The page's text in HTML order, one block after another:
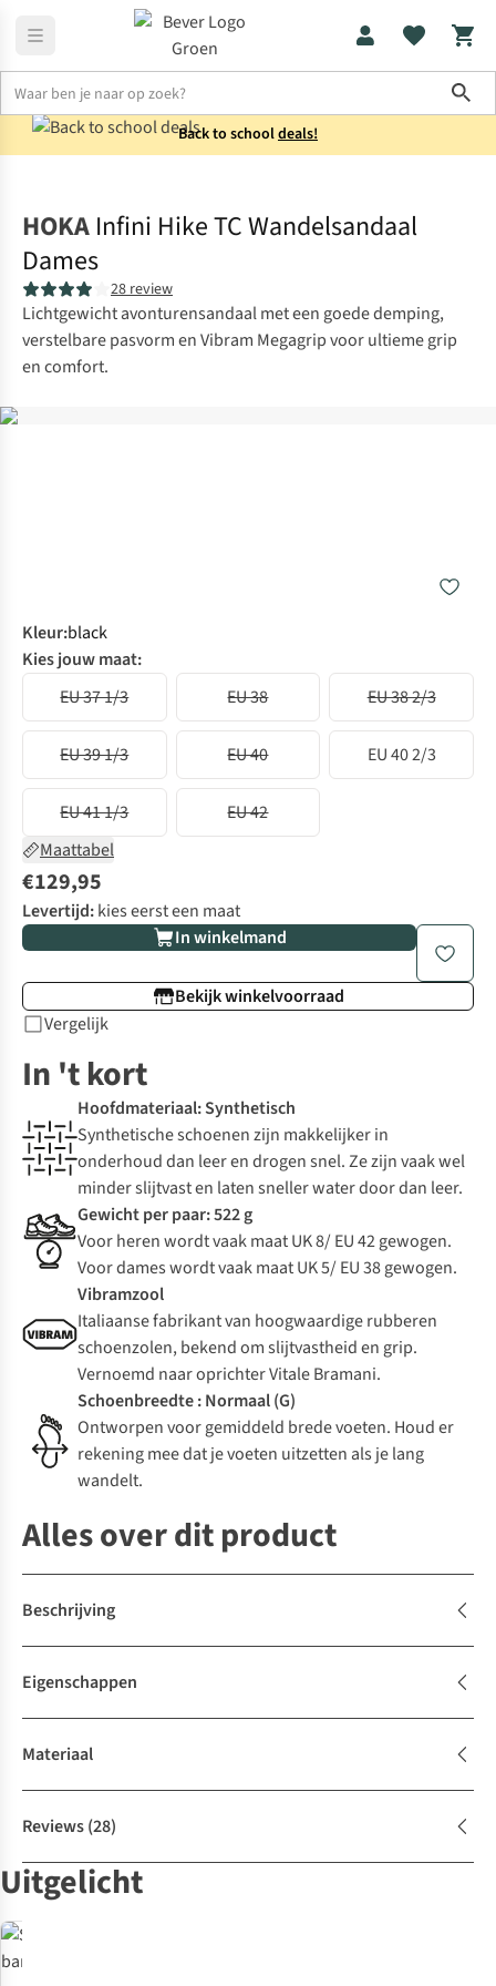
Back to schooldeals!
HOKA Infini Hike TC Wandelsandaal
Dames
28 review
Lichtgewicht avonturensandaal met een goede demping,
verstelbare pasvorm en Vibram Megagrip voor ultieme grip
en comfort.
Kleur:black
Kies jouw maat:
EU 37 1/3
EU 38 EU 38 2/3
EU 39 1/3 EU 40 EU 40 2/3
EU 41 1/3
EU 42
Maattabel
€129,95
Levertijd:kies eerst een maat
In winkelmand
Bekijk winkelvoorraad
Vergelijk
In 't kort
Hoofdmateriaal: Synthetisch
Synthetische schoenen zijn makkelijker in
onderhoud dan leer en drogen snel. Ze zijn vaak wel
minder slijtvast en laten sneller water door dan leer.
Gewicht per paar: 522 g
Voor heren wordt vaak maat UK 8/ EU 42 gewogen.
Voor dames wordt vaak maat UK 5/ EU 38 gewogen.
Vibramzool
Italiaanse fabrikant van hoogwaardige rubberen
schoenzolen, bekend om slijtvastheid en grip.
Vernoemd naar oprichter Vitale Bramani.
Schoenbreedte : Normaal (G)
Ontworpen voor gemiddeld brede voeten. Houd er
rekening mee dat je voeten uitzetten als je lang
wandelt.
Alles over dit product
Beschrijving
Eigenschappen
Materiaal
Reviews(28)
Uitgelicht